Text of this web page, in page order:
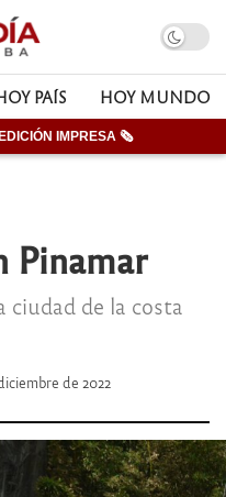
PAÍS HOY MUNDO
IMPRESA 🗞
Pinamar
ciudad de la costa
de 2022